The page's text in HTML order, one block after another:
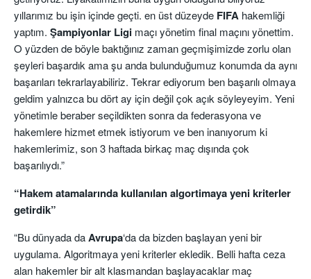
yıllarımız bu işin içinde geçti. en üst düzeyde FIFA hakemliği
yaptım. Şampiyonlar Ligi maçı yönetim final maçını yönettim.
O yüzden de böyle baktığınız zaman geçmişimizde zorlu olan
şeyleri başardık ama şu anda bulunduğumuz konumda da aynı
başarıları tekrarlayabiliriz. Tekrar ediyorum ben başarılı olmaya
geldim yalnızca bu dört ay için değil çok açık söyleyeyim. Yeni
yönetimle beraber seçildikten sonra da federasyona ve
hakemlere hizmet etmek istiyorum ve ben inanıyorum ki
hakemlerimiz, son 3 haftada birkaç maç dışında çok
başarılıydı.”
“Hakem atamalarında kullanılan algortimaya yeni kriterler
getirdik”
“Bu dünyada daAvrupa‘da da bizden başlayan yeni bir
uygulama. Algoritmaya yeni kriterler ekledik. Belli hafta ceza
alan hakemler bir alt klasmandan başlayacaklar maç